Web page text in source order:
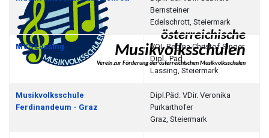
Bernsteiner
Edelschrott, Steiermark
MVS Lassing
VOL Regina Christof-Singer
Dipl.. Päd
Lassing, Steiermark
Musikvolksschule
Ferdinandeum - Graz
Dipl.Päd. VDir. Veronika
Purkarthofer
Graz, Steiermark